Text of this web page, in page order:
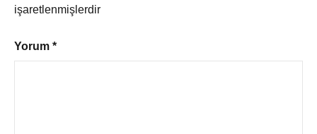
işaretlenmişlerdir
Yorum *